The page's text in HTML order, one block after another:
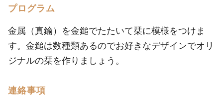
プログラム
金属（真鍮）を金鎚でたたいて栞に模様をつけま
す。金鎚は数種類あるのでお好きなデザインでオリ
ジナルの栞を作りましょう。
連絡事項